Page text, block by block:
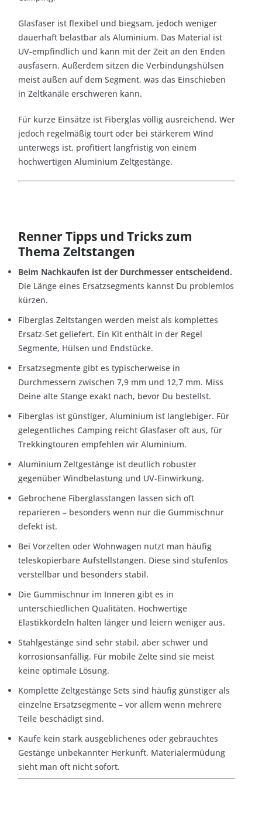
Glasfaser ist flexibel und biegsam, jedoch weniger
dauerhaft belastbar als Aluminium. Das Material ist
UV-empfindlich und kann mit der Zeit an den Enden
ausfasern. Außerdem sitzen die Verbindungshülsen
meist außen auf dem Segment, was das Einschieben
in Zeltkanäle erschweren kann.
Für kurze Einsätze ist Fiberglas völlig ausreichend. Wer
jedoch regelmäßig tourt oder bei stärkerem Wind
unterwegs ist, profitiert langfristig von einem
hochwertigen Aluminium Zeltgestänge.
Renner Tipps und Tricks zum
Thema Zeltstangen
Beim Nachkaufen ist der Durchmesser entscheidend.
Die Länge eines Ersatzsegments kannst Du problemlos
kürzen.
Fiberglas Zeltstangen werden meist als komplettes
Ersatz-Set geliefert. Ein Kit enthält in der Regel
Segmente, Hülsen und Endstücke.
Ersatzsegmente gibt es typischerweise in
Durchmessern zwischen 7,9 mm und 12,7 mm. Miss
Deine alte Stange exakt nach, bevor Du bestellst.
Fiberglas ist günstiger, Aluminium ist langlebiger. Für
gelegentliches Camping reicht Glasfaser oft aus, für
Trekkingtouren empfehlen wir Aluminium.
Aluminium Zeltgestänge ist deutlich robuster
gegenüber Windbelastung und UV-Einwirkung.
Gebrochene Fiberglasstangen lassen sich oft
reparieren – besonders wenn nur die Gummischnur
defekt ist.
Bei Vorzelten oder Wohnwagen nutzt man häufig
teleskopierbare Aufstellstangen. Diese sind stufenlos
verstellbar und besonders stabil.
Die Gummischnur im Inneren gibt es in
unterschiedlichen Qualitäten. Hochwertige
Elastikkordeln halten länger und leiern weniger aus.
Stahlgestänge sind sehr stabil, aber schwer und
korrosionsanfällig. Für mobile Zelte sind sie meist
keine optimale Lösung.
Komplette Zeltgestänge Sets sind häufig günstiger als
einzelne Ersatzsegmente – vor allem wenn mehrere
Teile beschädigt sind.
Kaufe kein stark ausgeblichenes oder gebrauchtes
Gestänge unbekannter Herkunft. Materialermüdung
sieht man oft nicht sofort.